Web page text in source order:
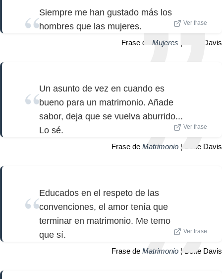
Siempre me han gustado más los
hombres que las mujeres.
Ver frase
Frase de Mujeres | Bette Davis
Un asunto de vez en cuando es
bueno para un matrimonio. Añade
sabor, deja que se vuelva aburrido...
Lo sé.
Ver frase
Frase de Matrimonio | Bette Davis
Educados en el respeto de las
convenciones, el amor tenía que
terminar en matrimonio. Me temo
que sí.
Ver frase
Frase de Matrimonio | Bette Davis